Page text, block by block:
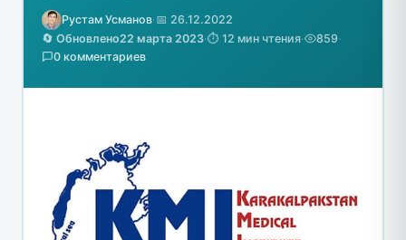
Рустам Усманов·📅 26.12.2022
🔄 Обновлено22 марта 2023·⏱️ 12 мин чтения· 859·
0 комментариев